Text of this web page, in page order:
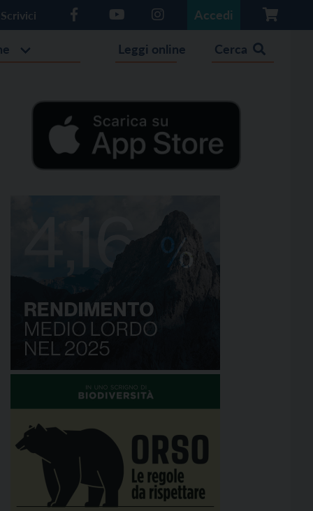
Scrivici Accedi
Leggi online Cerca